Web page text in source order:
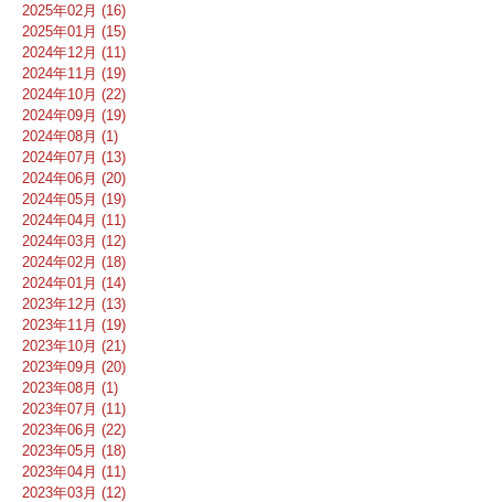
2025年02月 (16)
2025年01月 (15)
2024年12月 (11)
2024年11月 (19)
2024年10月 (22)
2024年09月 (19)
2024年08月 (1)
2024年07月 (13)
2024年06月 (20)
2024年05月 (19)
2024年04月 (11)
2024年03月 (12)
2024年02月 (18)
2024年01月 (14)
2023年12月 (13)
2023年11月 (19)
2023年10月 (21)
2023年09月 (20)
2023年08月 (1)
2023年07月 (11)
2023年06月 (22)
2023年05月 (18)
2023年04月 (11)
2023年03月 (12)